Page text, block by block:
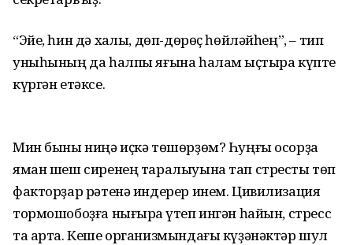
“Эйе, һин дә хаҡлы, дөп-дөрөҫ һөй­ләйһең”, – тип
уныһының да һалпы яғына һалам ҡыҫтыра күпте
күргән етәксе.
Мин быны ниңә иҫкә төшөрҙөм? Һуңғы осорҙа
яман шеш сиренең таралыуына тап стресты төп
факторҙар рәтенә индерер инем. Цивилизация
тормошобоҙға нығыраҡ үтеп ингән һайын, стресс
та арта. Кеше организмындағы күҙәнәктәр шул